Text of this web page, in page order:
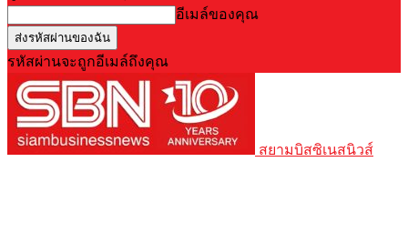
อีเมล์ของคุณ
รหัสผ่านจะถูกอีเมล์ถึงคุณ
สยามบิสซิเนสนิวส์